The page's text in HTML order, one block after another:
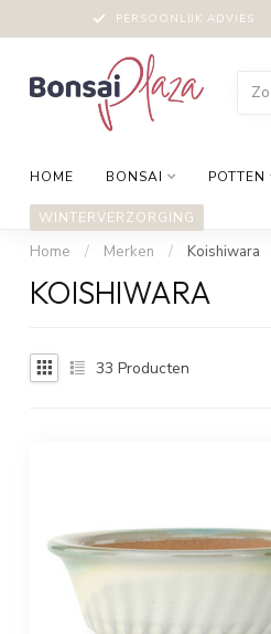
PERSOONLIJK ADVIES
HOME BONSAI POTTEN
WINTERVERZORGING
Home / Merken / Koishiwara
KOISHIWARA
33 Producten